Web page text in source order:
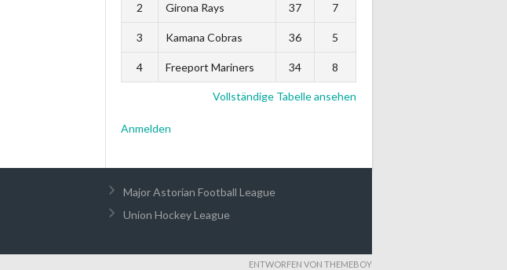
2 Girona Rays 37 7
3 Kamana Cobras 36 5
4 Freeport Mariners 34 8
Vollständige Tabelle ansehen
Anmelden
Major Astorian Football League
Union Hockey League
ENTWORFEN VON THEMEBOY